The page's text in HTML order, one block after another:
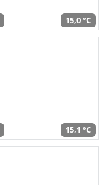
15,0 °C
15,1 °C